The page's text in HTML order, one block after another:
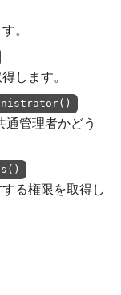
。
します。
通管理者かどう
る権限を取得し